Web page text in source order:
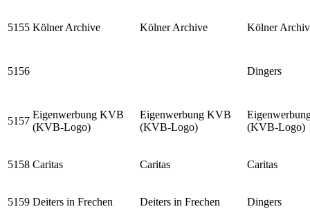
5155 Kölner Archive Kölner Archive Kölner
5156 Dingers
5157
Eigenwerbung KVB
(KVB-Logo)
Eigenwerbung KVB
(KVB-Logo)
(KVB-Logo)
5158 Caritas Caritas Caritas
5159 Deiters in Frechen Deiters in Frechen Dingers